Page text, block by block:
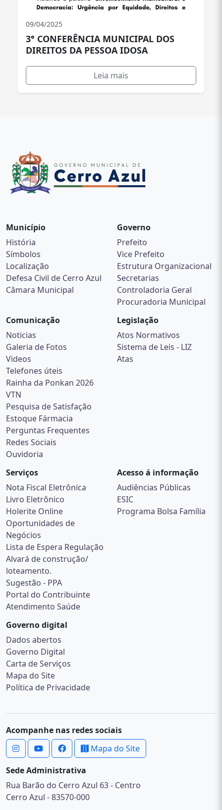
09/04/2025
3° CONFERÊNCIA MUNICIPAL DOS
DIREITOS DA PESSOA IDOSA
Leia mais
Município
História
Símbolos
Localização
Defesa Civil de Cerro Azul
Câmara Municipal
Governo
Prefeito
Vice Prefeito
Estrutura Organizacional
Secretarias
Controladoria Geral
Procuradoria Municipal
Comunicação
Noticias
Galeria de Fotos
Videos
Telefones úteis
Rainha da Ponkan 2026
VTN
Pesquisa de Satisfação
Estoque Fármacia
Perguntas Frequentes
Redes Sociais
Ouvidoria
Legislação
Atos Normativos
Sistema de Leis - LIZ
Atas
Serviços
Nota Fiscal Eletrônica
Livro Eletrônico
Holerite Online
Oportunidades de
Negócios
Lista de Espera Regulação
Alvará de construção/
loteamento.
Sugestão - PPA
Portal do Contribuinte
Atendimento Saúde
Acesso á informação
Audiências Públicas
ESIC
Programa Bolsa Família
Governo digital
Dados abertos
Governo Digital
Carta de Serviços
Mapa do Site
Política de Privacidade
Acompanhe nas redes sociais
Mapa do Site
Sede Administrativa
Rua Barão do Cerro Azul 63 - Centro
Cerro Azul - 83570-000